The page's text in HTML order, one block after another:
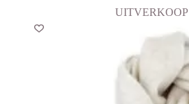
UITVERKOOP